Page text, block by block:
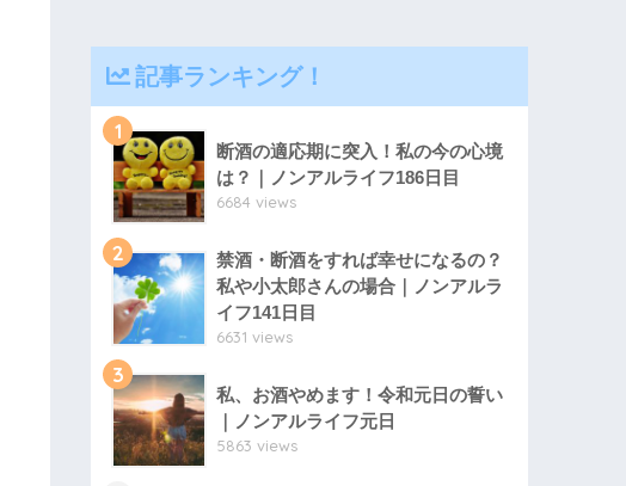
記事ランキング！
1
断酒の適応期に突入！私の今の心境
は？｜ノンアルライフ186日目
6684 views
2
禁酒・断酒をすれば幸せになるの？
私や小太郎さんの場合｜ノンアルラ
イフ141日目
6631 views
3
私、お酒やめます！令和元日の誓い
｜ノンアルライフ元日
5863 views